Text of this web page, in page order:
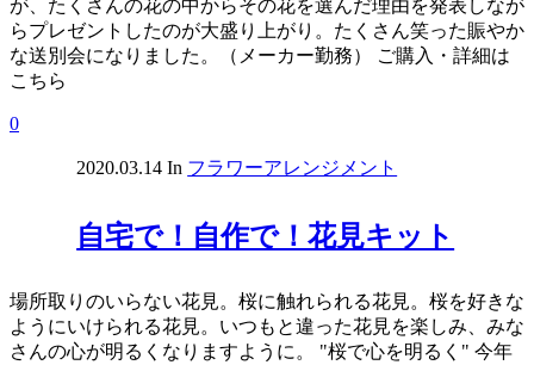
が、たくさんの花の中からその花を選んだ理由を発表しなが
らプレゼントしたのが大盛り上がり。たくさん笑った賑やか
な送別会になりました。（メーカー勤務） ご購入・詳細は
こちら
0
2020.03.14 In フラワーアレンジメント
自宅で！自作で！花見キット
場所取りのいらない花見。桜に触れられる花見。桜を好きな
ようにいけられる花見。いつもと違った花見を楽しみ、みな
さんの心が明るくなりますように。 "桜で心を明るく" 今年